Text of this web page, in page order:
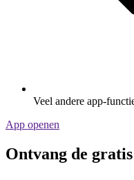
Veel andere app-
App openen
Ontvang de